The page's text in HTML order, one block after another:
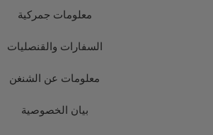
معلومات جمركية
السفارات والقنصليات
معلومات عن الشنغن
بيان الخصوصية